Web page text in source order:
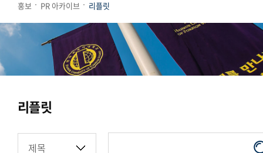
홍보 PR 아카이브 리플릿
리플릿